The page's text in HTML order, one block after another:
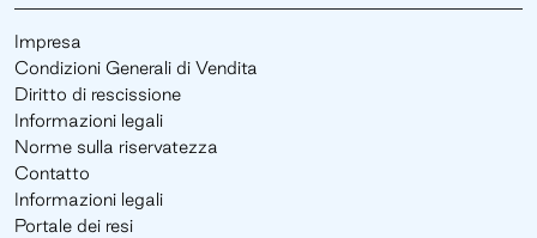
Impresa
Condizioni Generali di Vendita
Diritto di rescissione
Informazioni legali
Norme sulla riservatezza
Contatto
Informazioni legali
Portale dei resi